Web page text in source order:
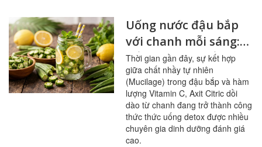
Uống nước đậu bắp
với chanh mỗi sáng:
bổ mạch máu, ổn
đường huyết
Thời gian gần đây, sự kết hợp
giữa chất nhầy tự nhiên
(Mucilage) trong đậu bắp và hàm
lượng Vitamin C, Axit Citric dồi
dào từ chanh đang trở thành công
thức thức uống detox được nhiều
chuyên gia dinh dưỡng đánh giá
cao.